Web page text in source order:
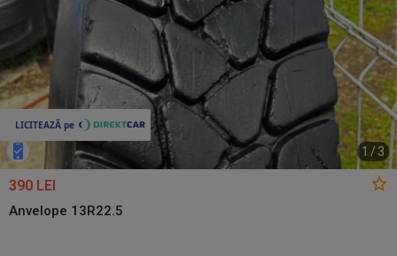
1 /3
390 LEI
Anvelope 13R22.5